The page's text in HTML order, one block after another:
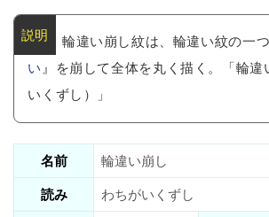
輪違い崩し紋は、輪違い紋の一
い』を崩して全体を丸く描く。「輪違
いくずし）」
名前
輪違い崩し
読み
わちがいくずし